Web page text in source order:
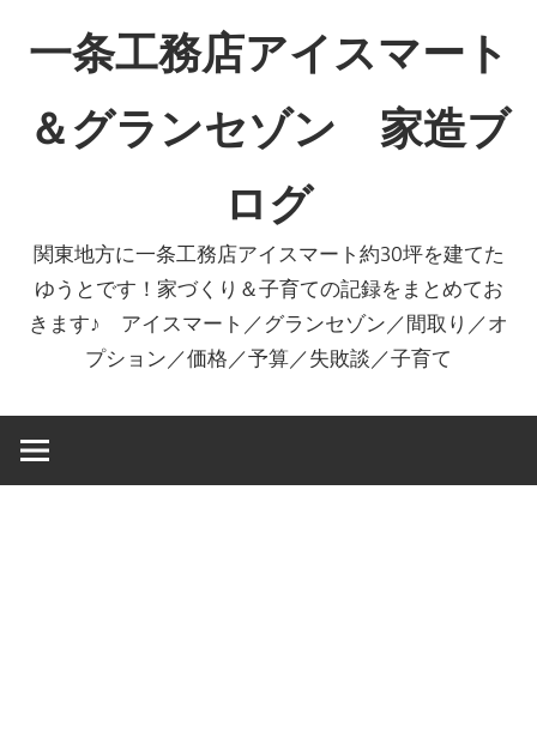
一条工務店アイスマート
＆グランセゾン 家造ブ
ログ
関東地方に一条工務店アイスマート約30坪を建てた
ゆうとです！家づくり＆子育ての記録をまとめてお
きます♪ アイスマート／グランセゾン／間取り／オ
プション／価格／予算／失敗談／子育て